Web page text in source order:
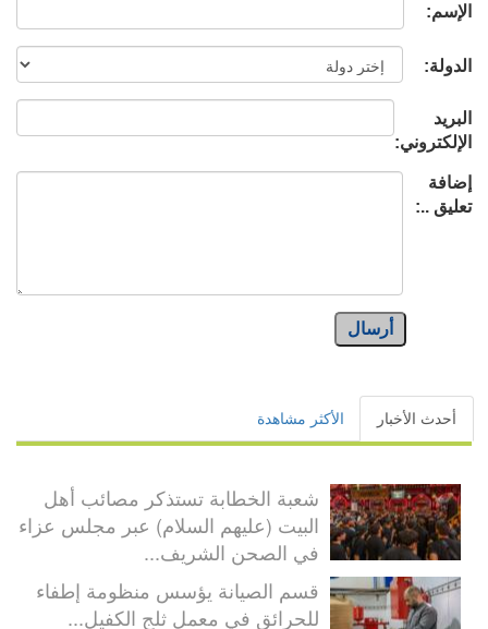
الإسم:
الدولة:
البريد
الإلكتروني:
إضافة
تعليق ..:
أرسال
أحدث الأخبار الأكثر مشاهدة
شعبة الخطابة تستذكر مصائب أهل
البيت (عليهم السلام) عبر مجلس عزاء
في الصحن الشريف...
قسم الصيانة يؤسس منظومة إطفاء
للحرائق في معمل ثلج الكفيل...